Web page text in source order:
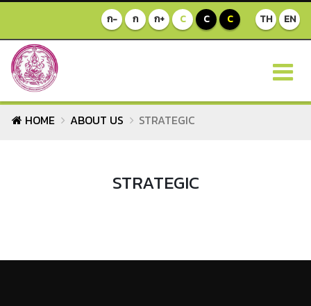
TH EN
ก- ก ก+ C C C
HOME ABOUT US STRATEGIC
STRATEGIC